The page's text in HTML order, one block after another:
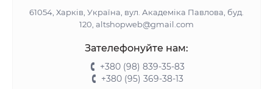
61054, Харків, Україна, вул. Академіка Павлова, буд.
120, altshopweb@gmail.com
Зателефонуйте нам:
+380 (98) 839-35-83
+380 (95) 369-38-13